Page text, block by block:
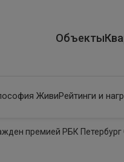
Объекты
ЖивиРейтинги и
премией РБК Петербург